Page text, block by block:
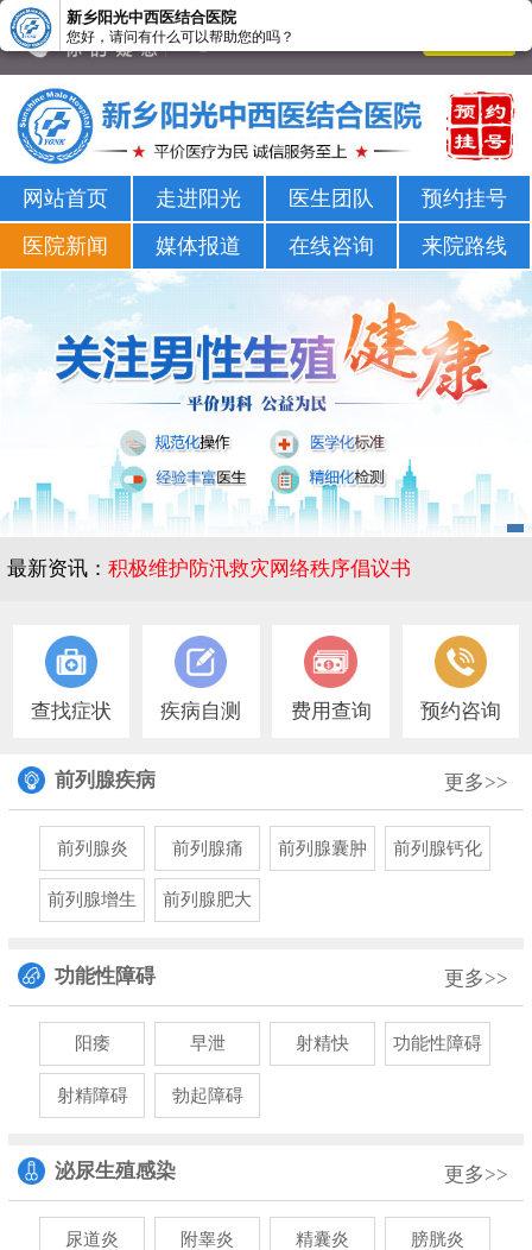
新乡男科医院-新乡市正规男科医院-新乡阳光男科医院
网站首页 走进阳光 医生团队
预约挂号
医院新闻
媒体报道 在线咨询 来院路线
最新资讯： 积极维护防汛救灾网络秩序倡议书
查找症状 疾病自测 费用查询 预约咨询
前列腺疾病 更多>>
前列腺炎 前列腺痛 前列腺囊肿 前列腺钙化
前列腺增生 前列腺肥大
功能性障碍 更多>>
阳痿 早泄 射精快 功能性障碍
射精障碍 勃起障碍
泌尿生殖感染 更多>>
尿道炎 附睾炎 精囊炎 膀胱炎
新乡阳光中西医结合医院
您好，请问有什么可以帮助您的吗？